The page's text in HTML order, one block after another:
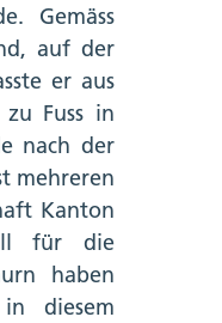
Gemäss
auf der
er aus
Fuss in
nach der
mehreren
Kanton
für die
haben
diesem